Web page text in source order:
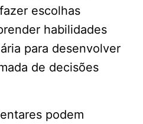
escolhas
habilidades
para desenvolver
de decisões
podem